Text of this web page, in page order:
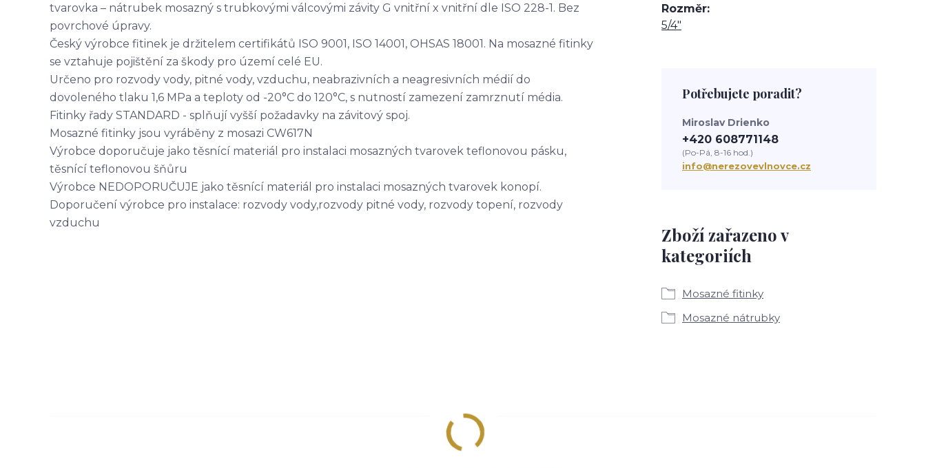
tvarovka – nátrubek mosazný s trubkovými válcovými závity G vnitřní x vnitřní dle ISO 228-1. Bez
povrchové úpravy.
Český výrobce fitinek je držitelem certifikátů ISO 9001, ISO 14001, OHSAS 18001. Na mosazné fitinky
se vztahuje pojištění za škody pro území celé EU.
Určeno pro rozvody vody, pitné vody, vzduchu, neabrazivních a neagresivních médií do
dovoleného tlaku 1,6 MPa a teploty od -20°C do 120°C, s nutností zamezení zamrznutí média.
Fitinky řady STANDARD - splňují vyšší požadavky na závitový spoj.
Mosazné fitinky jsou vyráběny z mosazi CW617N
Výrobce doporučuje jako těsnící materiál pro instalaci mosazných tvarovek teflonovou pásku,
těsnící teflonovou šňůru
Výrobce NEDOPORUČUJE jako těsnící materiál pro instalaci mosazných tvarovek konopí.
Doporučení výrobce pro instalace: rozvody vody,rozvody pitné vody, rozvody topení, rozvody
vzduchu
Rozměr
5/4"
Zboží zařazeno v
kategoriích
Mosazné fitinky
Mosazné nátrubky
Potřebujete poradit?
Miroslav Drienko
+420 608771148
(Po-Pá, 8-16 hod.)
info@nerezovevlnovce.cz